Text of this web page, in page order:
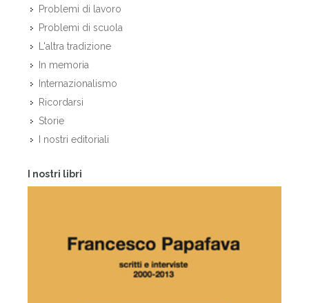
Problemi di lavoro
Problemi di scuola
L'altra tradizione
In memoria
Internazionalismo
Ricordarsi
Storie
I nostri editoriali
I nostri libri